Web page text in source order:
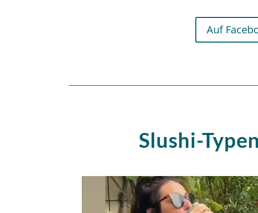
Auf
Slushi-Typen